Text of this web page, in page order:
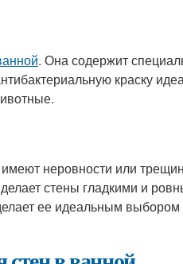
. Она содержит
краску
имеют неровности или
стены гладкими и
ее идеальным выбором